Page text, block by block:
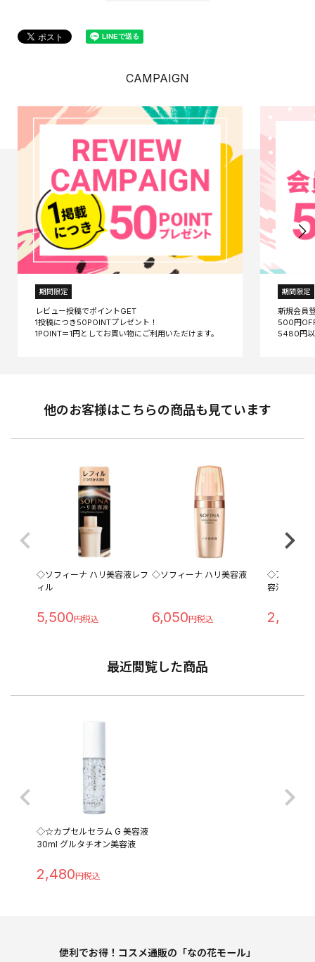
CAMPAIGN
期間限定
レビュー投稿でポイントGET
1投稿につき50POINTプレゼント！
期間限定
新規会員
500円
他のお客様はこちらの商品も見ています
◇ソフィーナ ハリ美容液レフ
ィル
5,500
◇ソフィーナ ハリ美容液
6,050
◇アネッサ
容液 つめか
2,398
最近閲覧した商品
◇☆カプセルセラム G 美容液
30ml グルタチオン美容液
2,480
便利でお得！コスメ通販の「なの花モール」